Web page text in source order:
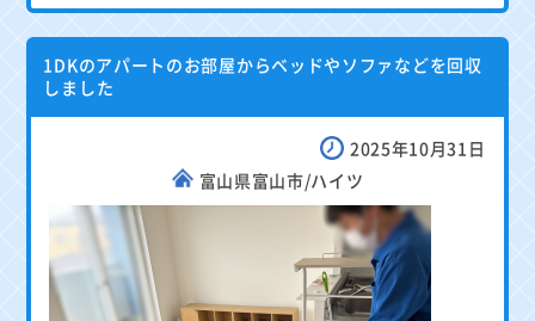
1DKのアパートのお部屋からベッドやソファなどを回収
しました
2025年10月31日
富山県富山市/ハイツ